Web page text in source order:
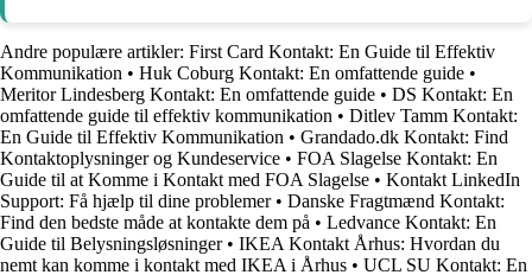
Andre populære artikler: First Card Kontakt: En Guide til Effektiv
Kommunikation • Huk Coburg Kontakt: En omfattende guide •
Meritor Lindesberg Kontakt: En omfattende guide • DS Kontakt: En
omfattende guide til effektiv kommunikation • Ditlev Tamm Kontakt:
En Guide til Effektiv Kommunikation • Grandado.dk Kontakt: Find
Kontaktoplysninger og Kundeservice • FOA Slagelse Kontakt: En
Guide til at Komme i Kontakt med FOA Slagelse • Kontakt LinkedIn
Support: Få hjælp til dine problemer• Danske Fragtmænd Kontakt:
Find den bedste måde at kontakte dem på • Ledvance Kontakt: En
Guide til Belysningsløsninger• IKEA Kontakt Århus: Hvordan du
nemt kan komme i kontakt med IKEA i Århus • UCL SU Kontakt: En